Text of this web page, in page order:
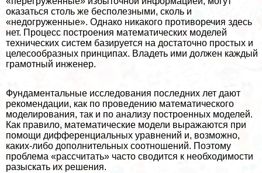
оказаться столь же бесполезными, сколь и
«недогруженные». Однако никакого противоречия здесь
нет. Процесс построения математических моделей
технических систем базируется на достаточно простых и
целесообразных принципах. Владеть ими должен каждый
грамотный инженер.
Фундаментальные исследования последних лет дают
рекомендации, как по проведению математического
моделирования, так и по анализу построенных моделей.
Как правило, математические модели выражаются при
помощи дифференциальных уравнений и, возможно,
каких-либо дополнительных соотношений. Поэтому
проблема «рассчитать» часто сводится к необходимости
разыскать их решения.